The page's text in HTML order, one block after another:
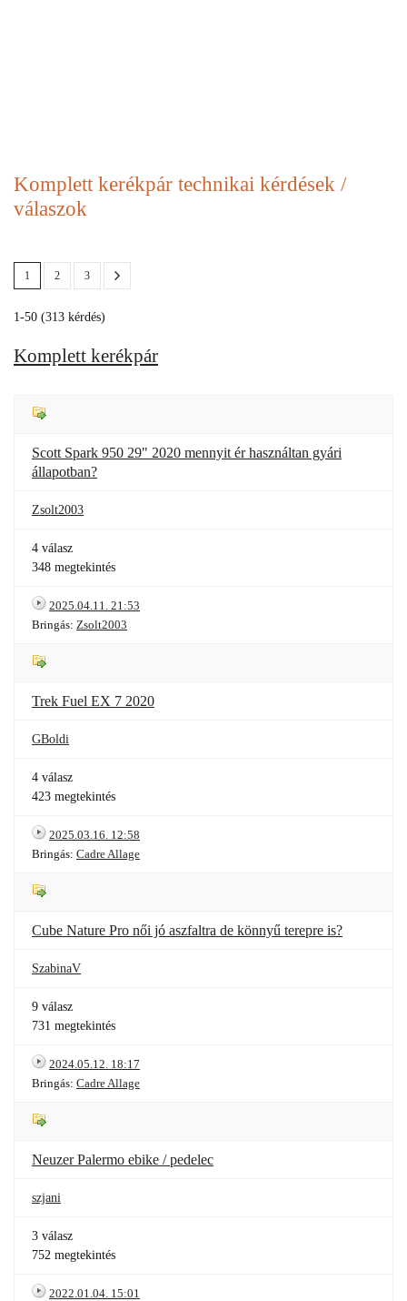
Komplett kerékpár technikai kérdések /
válaszok
1 2 3
1-50 (313 kérdés)
Komplett kerékpár
Scott Spark 950 29" 2020 mennyit ér használtan gyári
állapotban?
Zsolt2003
4 válasz
348 megtekintés
2025.04.11. 21:53
Bringás: Zsolt2003
Trek Fuel EX 7 2020
GBoldi
4 válasz
423 megtekintés
2025.03.16. 12:58
Bringás: Cadre Allage
Cube Nature Pro női jó aszfaltra de könnyű terepre is?
SzabinaV
9 válasz
731 megtekintés
2024.05.12. 18:17
Bringás: Cadre Allage
Neuzer Palermo ebike / pedelec
szjani
3 válasz
752 megtekintés
2022.01.04. 15:01